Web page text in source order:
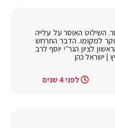
השילוט האוסר על עלייה
למקומו. הדבר התרחש
לציון הגר״י יוסף לרב
| ישראל כהן
לפני 4 שנים